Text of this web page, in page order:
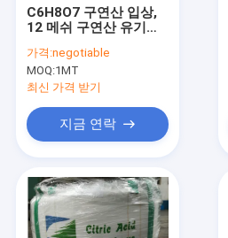
C6H8O7 구연산 입상,
12 메쉬 구연산 유기적
가격:negotiable
MOQ:1MT
최신 가격 받기
지금 연락